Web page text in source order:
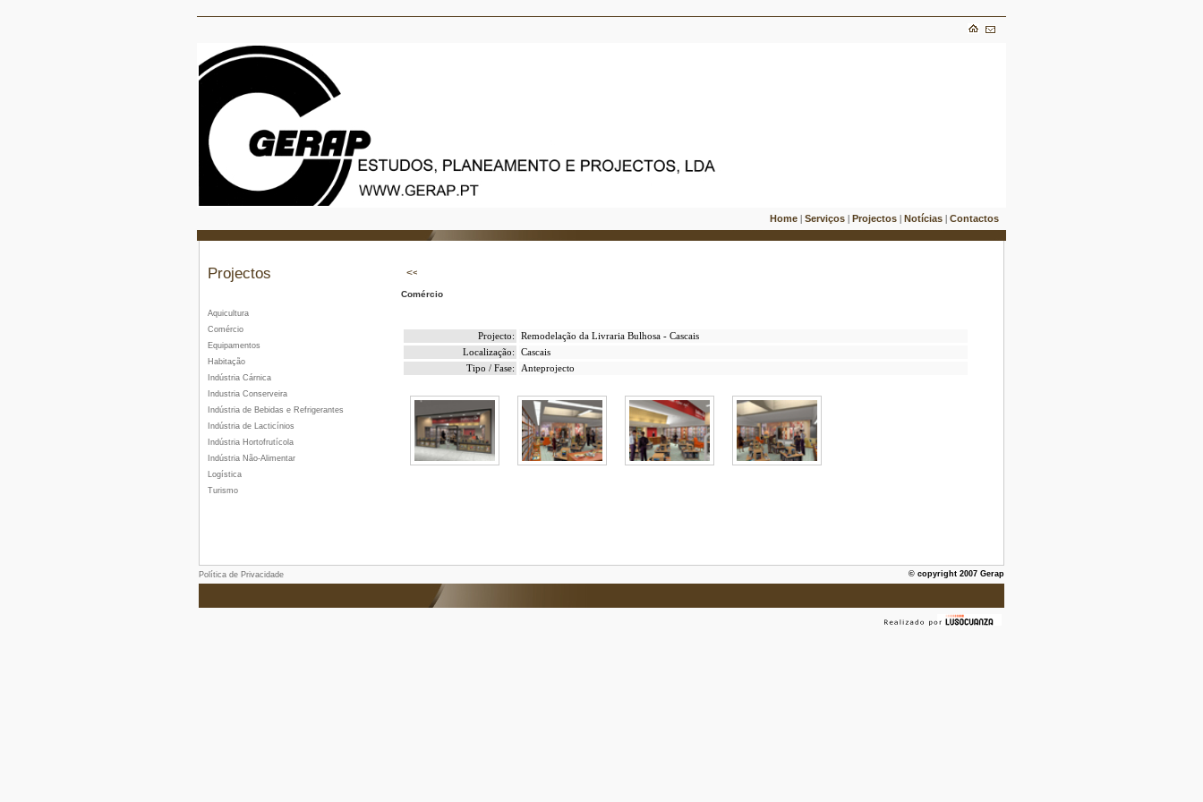
Home Serviços Projectos Notícias Contactos
Projectos
Aquicultura
Comércio
Equipamentos
Habitação
Indústria Cárnica
Industria Conserveira
Indústria de Bebidas e Refrigerantes
Indústria de Lacticínios
Indústria Hortofrutícola
Indústria Não-Alimentar
Logística
Turismo
Comércio
Projecto:
Remodelação da Livraria Bulhosa - Cascais
Localização:
Cascais
Tipo / Fase:
Anteprojecto
Política de Privacidade © copyright 2007 Gerap